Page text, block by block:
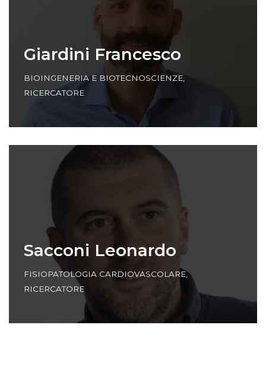
Giardini Francesco
BIOINGENERIA E BIOTECNOSCIENZE,
RICERCATORE
Sacconi Leonardo
FISIOPATOLOGIA CARDIOVASCOLARE,
RICERCATORE